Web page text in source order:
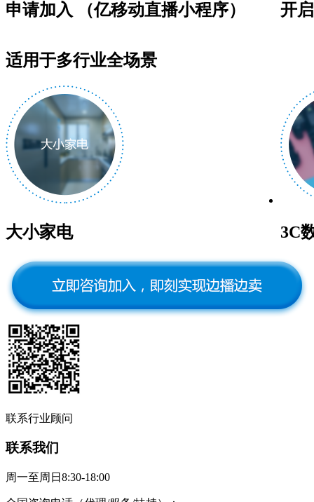
申请加入 （亿移动直播小程序） 开
适用于多行业全场景
大小家电 3C
联系行业顾问
联系我们
周一至周日8:30-18:00